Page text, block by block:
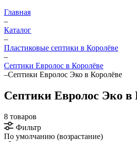
Главная
–
Каталог
–
Пластиковые септики в Королёве
–
Септики Евролос в Королёве
–Септики Евролос Эко в Королёве
Септики Евролос Эко в
8 товаров
Фильтр
По умолчанию (возрастание)